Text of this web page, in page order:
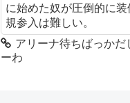
に始めた奴が圧倒的に
規参入は難しい。
アリーナ待ちばっかだ
ーわ